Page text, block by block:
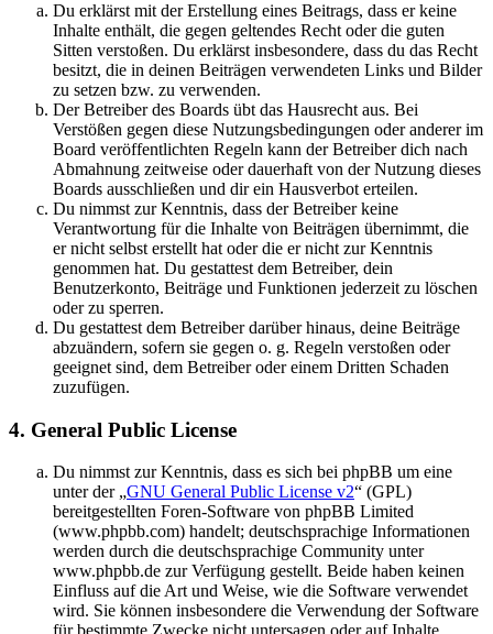
Du erklärst mit der Erstellung eines Beitrags, dass er keine
Inhalte enthält, die gegen geltendes Recht oder die guten
Sitten verstoßen. Du erklärst insbesondere, dass du das Recht
besitzt, die in deinen Beiträgen verwendeten Links und Bilder
zu setzen bzw. zu verwenden.
Der Betreiber des Boards übt das Hausrecht aus. Bei
Verstößen gegen diese Nutzungsbedingungen oder anderer im
Board veröffentlichten Regeln kann der Betreiber dich nach
Abmahnung zeitweise oder dauerhaft von der Nutzung dieses
Boards ausschließen und dir ein Hausverbot erteilen.
Du nimmst zur Kenntnis, dass der Betreiber keine
Verantwortung für die Inhalte von Beiträgen übernimmt, die
er nicht selbst erstellt hat oder die er nicht zur Kenntnis
genommen hat. Du gestattest dem Betreiber, dein
Benutzerkonto, Beiträge und Funktionen jederzeit zu löschen
oder zu sperren.
Du gestattest dem Betreiber darüber hinaus, deine Beiträge
abzuändern, sofern sie gegen o. g. Regeln verstoßen oder
geeignet sind, dem Betreiber oder einem Dritten Schaden
zuzufügen.
4. General Public License
Du nimmst zur Kenntnis, dass es sich bei phpBB um eine
unter der „GNU General Public License v2“ (GPL)
bereitgestellten Foren-Software von phpBB Limited
(www.phpbb.com) handelt; deutschsprachige Informationen
werden durch die deutschsprachige Community unter
www.phpbb.de zur Verfügung gestellt. Beide haben keinen
Einfluss auf die Art und Weise, wie die Software verwendet
wird. Sie können insbesondere die Verwendung der Software